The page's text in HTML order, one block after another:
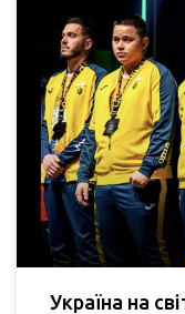
Україна на